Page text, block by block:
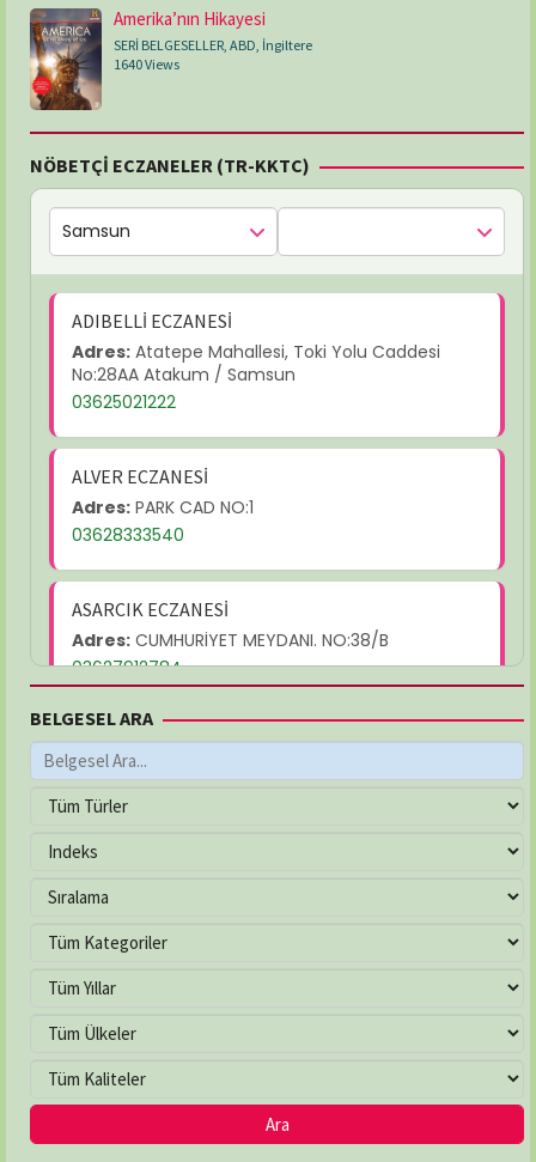
Amerika’nın Hikayesi
SERİ BELGESELLER ABD İngiltere
1640 Views
NÖBETÇİ ECZANELER (TR-KKTC)
ADIBELLİ ECZANESİ
Adres: Atatepe Mahallesi, Toki Yolu Caddesi
No:28AA Atakum / Samsun
03625021222
ALVER ECZANESİ
Adres: PARK CAD NO:1
03628333540
ASARCIK ECZANESİ
Adres: CUMHURİYET MEYDANI. NO:38/B
03627912784
AYŞEGÜL ECZANESİ
Adres:MEVLANA MAH. YUKARIBAKIRPINARI SOK.
NO:21/C
ÇAKIRLAR ECZANESİ
03624577799
ÇEVRE ECZANESİ
İlkadım / Samsun
03622336321
BELGESEL ARA